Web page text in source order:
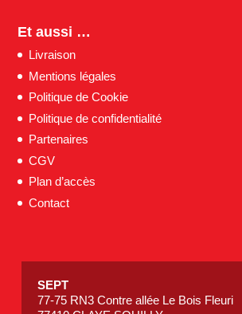
Et aussi …
Livraison
Mentions légales
Politique de Cookie
Politique de confidentialité
Partenaires
CGV
Plan d’accès
Contact
SEPT
77-75 RN3 Contre allée Le Bois Fleuri